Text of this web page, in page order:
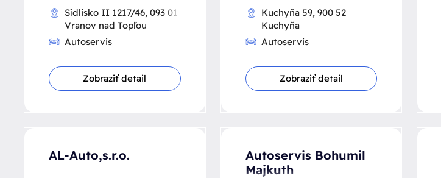
Sídlisko II 1217/46, 093 01
Vranov nad Topľou
Autoservis
Zobraziť detail
Kuchyňa 59, 900 52
Kuchyňa
Autoservis
Zobraziť detail
AL-Auto,s.r.o.
Autoservis Bohumil
Majkuth